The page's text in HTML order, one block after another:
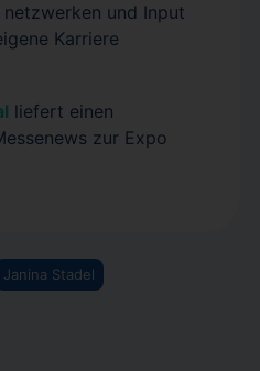
und Input
Karriere
liefert einen
zur Expo
Janina Stadel